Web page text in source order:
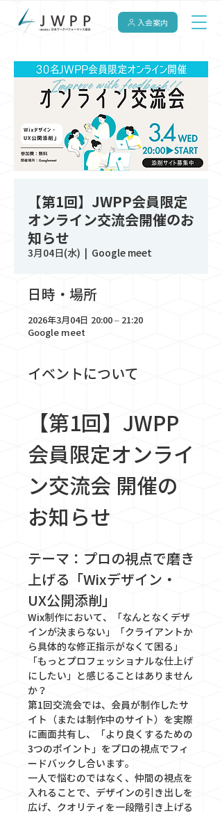
入会案内
【第1回】JWPP会員限定
オンライン交流会開催のお
知らせ
3月04日(水) Google meet
日時・場所
2026年3月04日 20:00 – 21:20
Google meet
イベントについて
【第1回】JWPP
会員限定オンライ
ン交流会 開催の
お知らせ
テーマ：プロの視点で磨き
上げる「Wixデザイン・
UX公開添削」
Wix制作において、「なんとなくデザ
インが決まらない」「クライアントか
ら具体的な修正指示がなくて困る」
「もっとプロフェッショナルな仕上げ
にしたい」と感じることはありません
か？
第1回交流会では、会員が制作したサ
イト（または制作中のサイト）を実際
に画面共有し、「より良くするための
3つのポイント」をプロの視点でフィ
ードバックし合います。
一人で悩むのではなく、仲間の視点を
入れることで、デザインの引き出しを
広げ、クオリティを一段階引き上げる